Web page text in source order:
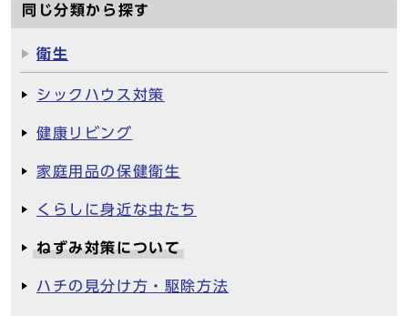
同じ分類から探す
衛生
シックハウス対策
健康リビング
家庭用品の保健衛生
くらしに身近な虫たち
ねずみ対策について
ハチの見分け方・駆除方法